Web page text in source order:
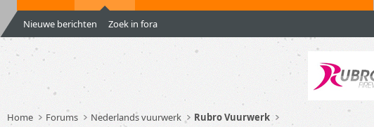
Nieuwe berichten Zoek in fora
Home Forums Nederlands vuurwerk Rubro Vuurwerk